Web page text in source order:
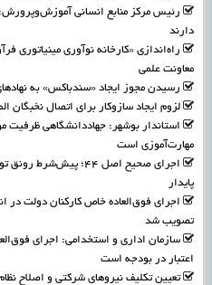
رئیس مرکز منابع انسانی
دارند
راه‌اندازی «کارخانه نوآوری مینیاتوری
معاونت علمی
رسیدن مجوز ایجاد «سندباکس» به
لزوم ایجاد سازوکار برای اتصال نخبگان
استاندار بوشهر: جهاددانشگاهی ظرفیت
مهارت‌آموزی است
اجرای صحیح اصل ۴۴؛
پایدار
اجرای فوق‌العاده خاص کارکنان دولت در
تصویب شد
سازمان اداری و استخدامی: اجرای
اعتبار در بودجه است
تعیین تکلیف نیروهای شرکتی و اصلاح